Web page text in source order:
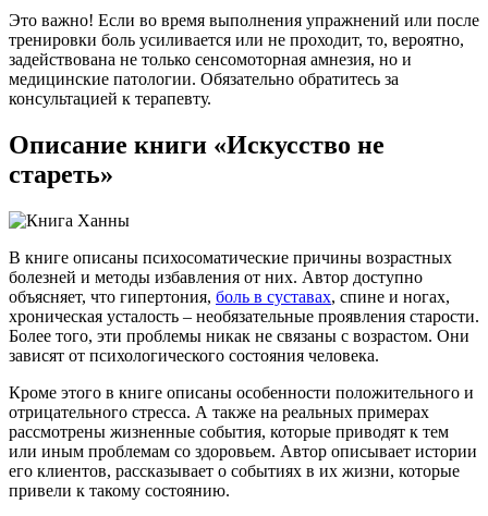
Это важно! Если во время выполнения упражнений или после
тренировки боль усиливается или не проходит, то, вероятно,
задействована не только сенсомоторная амнезия, но и
медицинские патологии. Обязательно обратитесь за
консультацией к терапевту.
Описание книги «Искусство не
стареть»
В книге описаны психосоматические причины возрастных
болезней и методы избавления от них. Автор доступно
объясняет, что гипертония, боль в суставах, спине и ногах,
хроническая усталость – необязательные проявления старости.
Более того, эти проблемы никак не связаны с возрастом. Они
зависят от психологического состояния человека.
Кроме этого в книге описаны особенности положительного и
отрицательного стресса. А также на реальных примерах
рассмотрены жизненные события, которые приводят к тем
или иным проблемам со здоровьем. Автор описывает истории
его клиентов, рассказывает о событиях в их жизни, которые
привели к такому состоянию.